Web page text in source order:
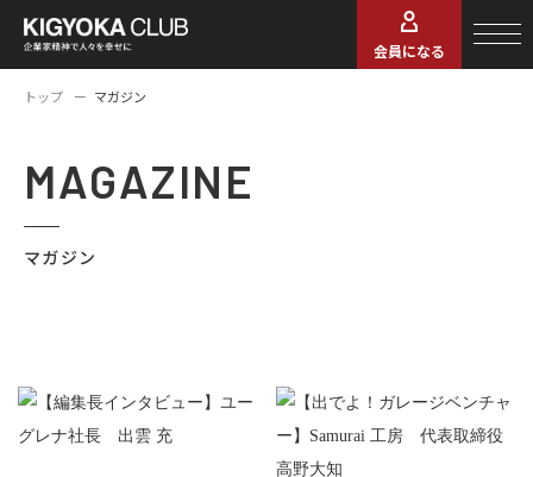
会員になる
トップ マガジン
MAGAZINE
マガジン